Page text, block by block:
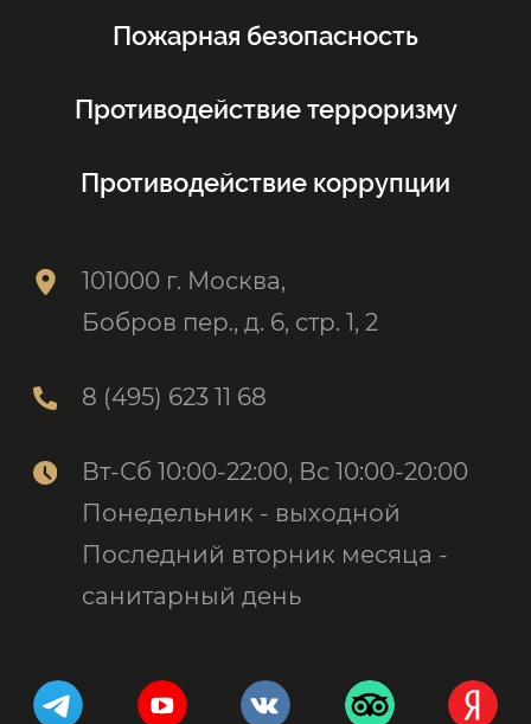
Пожарная безопасность
Противодействие терроризму
Противодействие коррупции
101000 г. Москва,
Бобров пер., д. 6, стр. 1, 2
8 (495) 623 11 68
Вт-Сб 10:00-22:00, Вс 10:00-20:00
Понедельник - выходной
Последний вторник месяца -
санитарный день